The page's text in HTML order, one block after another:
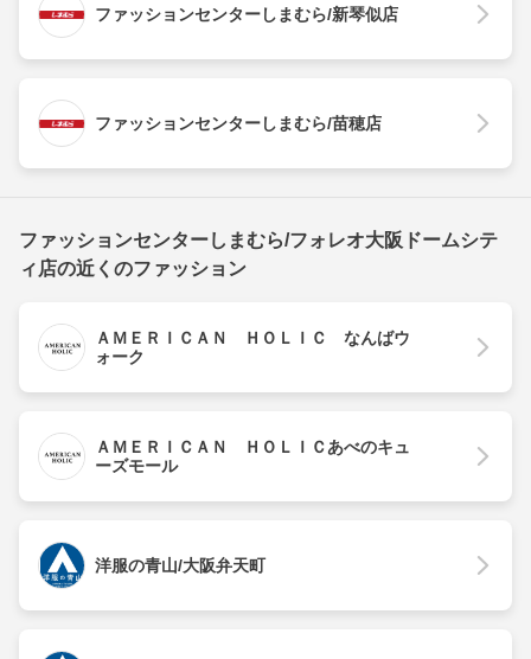
ファッションセンターしまむら/新琴似店
ファッションセンターしまむら/苗穂店
ファッションセンターしまむら/フォレオ大阪ドームシテ
ィ店の近くのファッション
ＡＭＥＲＩＣＡＮ ＨＯＬＩＣ なんばウ
ォーク
ＡＭＥＲＩＣＡＮ ＨＯＬＩＣあべのキュ
ーズモール
洋服の青山/大阪弁天町